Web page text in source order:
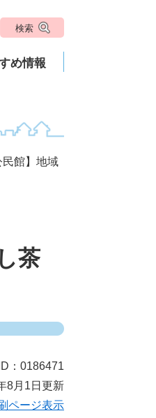
検索
め情報
民館】地域
茶
：0186471
8月1日更新
ページ表示